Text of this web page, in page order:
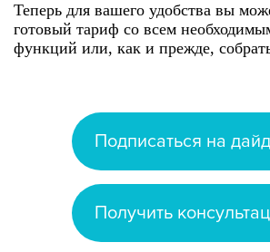
Теперь для вашего удобства вы
готовый тариф со всем
функций или, как и прежде,
Подписаться на
Получить